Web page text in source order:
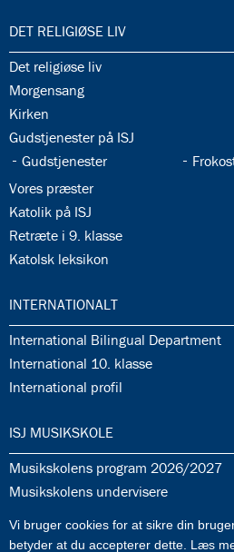
35.0:
DET RELIGIØSE LIV
35.1:
Det religiøse liv
35.2:
Morgensang
35.3:
Kirken
35.4:
Gudstjenester på ISJ
35.5:
Gudstjenester 35.6:
35.7:
Vores præster
35.8:
Katolik på ISJ
35.9:
Retræte i 9. klasse
35.10:
Katolsk leksikon
36.0:
INTERNATIONALT
36.1:
International Bilingual Department
36.2:
International 10. klasse
36.3:
International profil
37.0:
ISJ MUSIKSKOLE
37.1:
Musikskolens program 2026/2027
37.2:
Musikskolens undervisere
37.4:
Generelle informationer &
Vi bruger cookies for at sikre din
betyder at du accepterer dette. Læs